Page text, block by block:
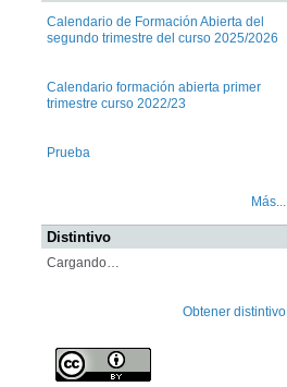
Calendario de Formación Abierta del
segundo trimestre del curso 2025/2026
Calendario formación abierta primer
trimestre curso 2022/23
Prueba
Más...
Distintivo
Cargando…
Obtener distintivo